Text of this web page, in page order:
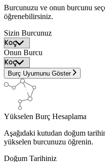
Burcunuzu ve onun burcunu
öğrenebilirsiniz.
Sizin Burcunuz
Onun Burcu
Burç Uyumunu Göster
Yükselen Burç Hesaplama
Aşağıdaki kutudan doğum
yükselen burcunuzu öğrenin.
Doğum Tarihiniz